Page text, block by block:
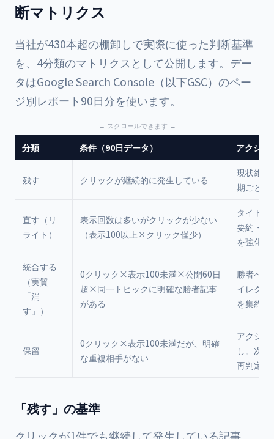
断マトリクス
当社が430本超の棚卸しで実際に使った判断基準
を、4分類のマトリクスとして公開します。デー
タはGoogle Search Console（以下GSC）のペー
ジ別レポート90日分を使います。
分類 条件（90日データ） アクショ
残す クリックが継続的に発生している
現状維持
期ごとに
直す（リ
ライト）
表示回数は多いがクリックが少ない
（表示100以上×クリック僅少）
タイトル
要約・表
を強化
統合する
（実質
「消
す」）
0クリック×表示100未満×公開60日
超×同一トピックに明確な勝者記事
がある
勝者へ
イレクト
を集約
保留
0クリック×表示100未満だが、明確
な重複相手がない
アクショ
し。次
再判定
「残す」の基準
クリックが1件でも継続して発生している記事